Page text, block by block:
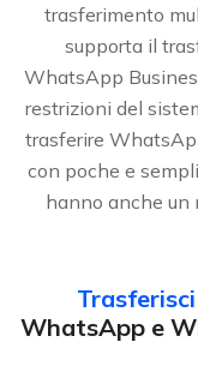
trasferimento
supporta il
WhatsApp
restrizioni del
trasferire
con poche e
hanno anche un
Trasferisci
WhatsApp e